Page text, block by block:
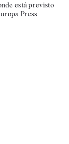
está previsto
Press